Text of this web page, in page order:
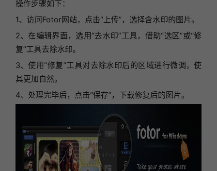
操作步骤如下：
1、访问Fotor网站，点击“上传”，选择含水印的图片。
2、在编辑界面，选用“去水印”工具，借助“选区”或“修
复”工具去除水印。
3、使用“修复”工具对去除水印后的区域进行微调，使
其更加自然。
4、处理完毕后，点击“保存”，下载修复后的图片。